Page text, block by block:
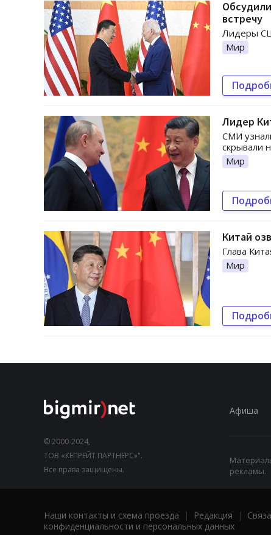
встречу
Лидеры
Мир
Лидер
СМИ
скрывали
Мир
Китай
Глава
Мир
© 2000-2024,
ТОВ «КЕПРЕЙТ ПАРТНЕРС»".
Все права защищены.
Афиша
рекламы.
Наши контакты и схема проезда | Редакция |
конфиденциальности и персональных данных